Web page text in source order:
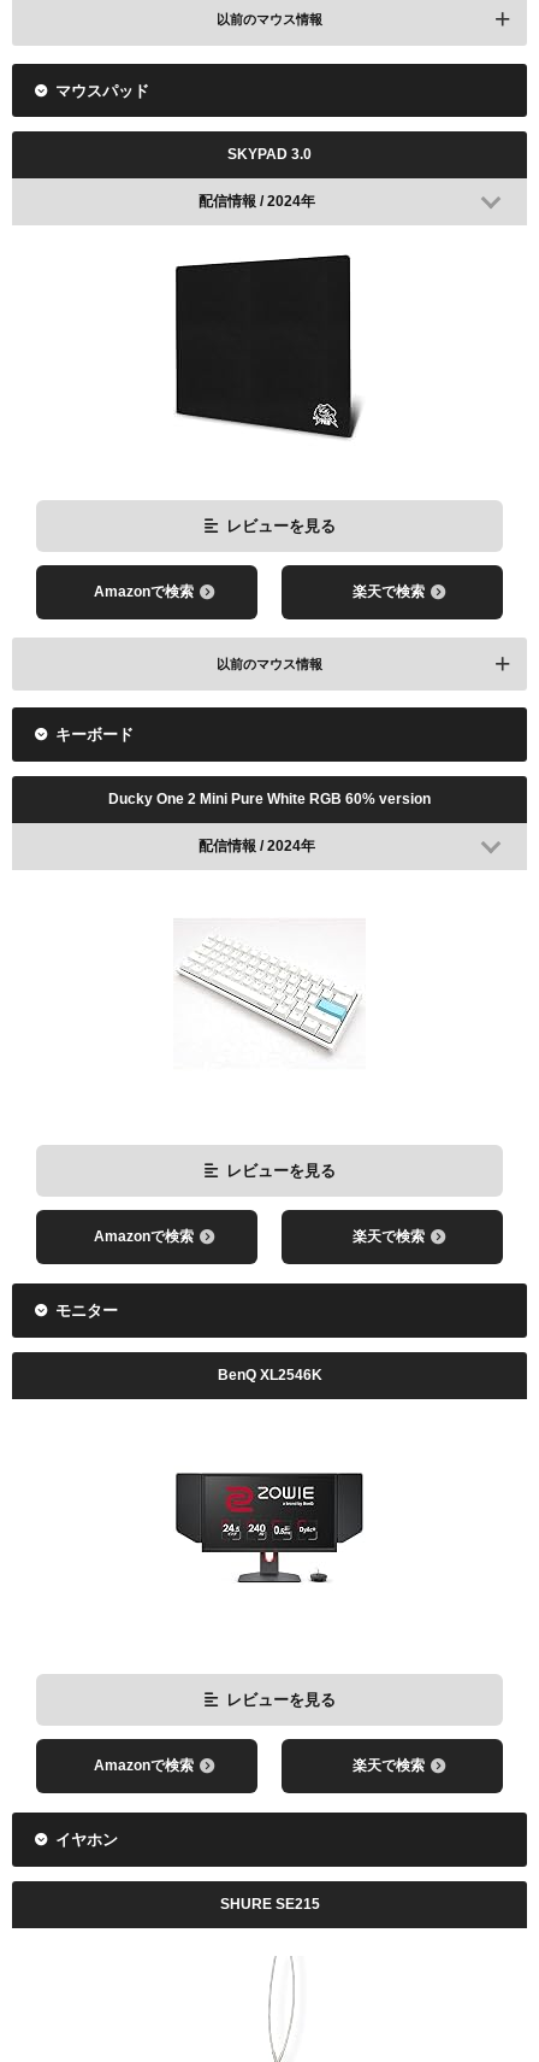
以前のマウス情報
ALGS Championship 2023で使用
レビューを見る
マウスパッド
SKYPAD 3.0
配信情報 / 2024年
レビューを見る
Amazonで検索 楽天で検索
以前のマウス情報
配信情報 / 2024年
Amazonで検索
キーボード
Ducky One 2 Mini Pure White RGB 60% version
配信情報 / 2024年
レビューを見る
Amazonで検索 楽天で検索
モニター
BenQ XL2546K
レビューを見る
Amazonで検索 楽天で検索
イヤホン
SHURE SE215